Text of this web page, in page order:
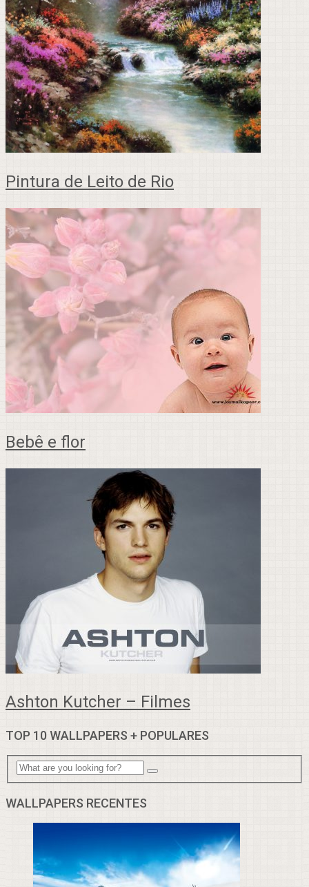
Pintura de Leito de Rio
Bebê e flor
Ashton Kutcher – Filmes
TOP 10 WALLPAPERS + POPULARES
WALLPAPERS RECENTES